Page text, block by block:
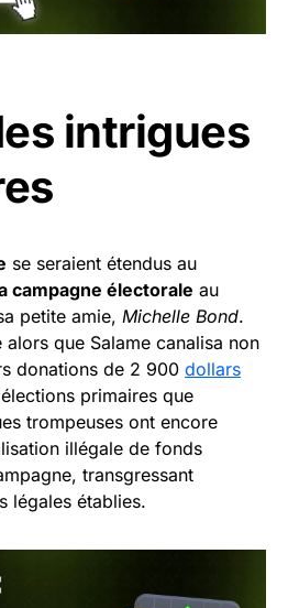
intrigues
se seraient étendus au
campagne électorale au
petite amie, Michelle Bond.
alors que Salame canalisa non
donations de 2 900 dollars
primaires que
trompeuses ont encore
illégale de fonds
transgressant
légales établies.